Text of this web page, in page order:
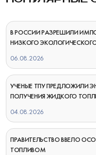
В РОССИИ РАЗРЕШИЛИ
НИЗКОГО
06.08.2026
УЧЕНЫЕ ТПУ ПРЕДЛОЖИЛИ
ПОЛУЧЕНИЯ ЖИДКОГО
04.08.2026
ПРАВИТЕЛЬСТВО ВВЕЛО
ТОПЛИВОМ